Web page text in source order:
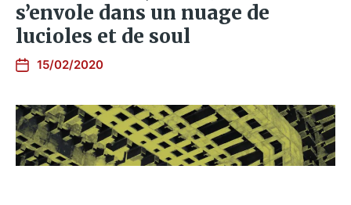
s’envole dans un nuage de
lucioles et de soul
15/02/2020